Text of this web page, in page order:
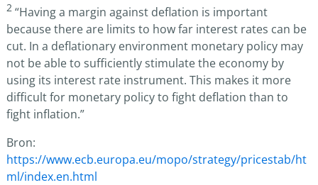
2“Having a margin against deflation is important
because there are limits to how far interest rates can be
cut. In a deflationary environment monetary policy may
not be able to sufficiently stimulate the economy by
using its interest rate instrument. This makes it more
difficult for monetary policy to fight deflation than to
fight inflation.”
Bron:
https://www.ecb.europa.eu/mopo/strategy/pricestab/ht
ml/index.en.html